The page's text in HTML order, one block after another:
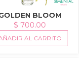
BLOOM
$ 700.00
AL CARRITO